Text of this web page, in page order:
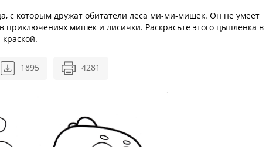
с которым дружат обитатели леса ми-ми-мишек. Он не умеет
приключениях мишек и лисички. Раскрасьте этого цыпленка в
1895 4281